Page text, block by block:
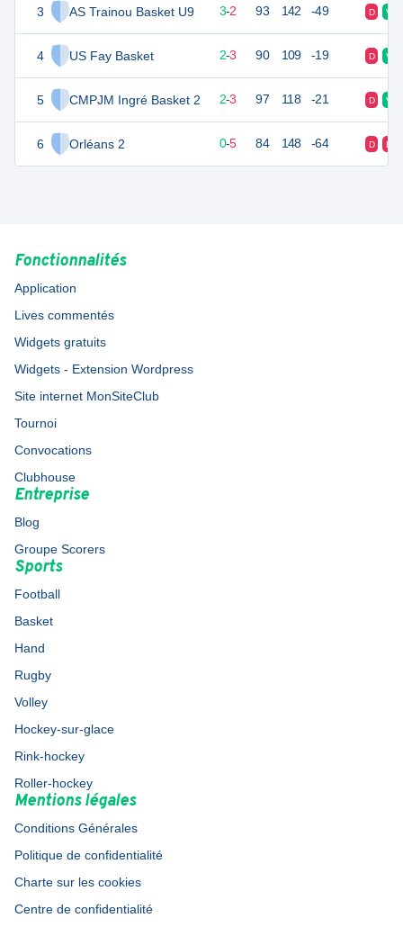
3 AS Trainou Basket U9
4 US Fay Basket
5 CMPJM Ingré Basket 2
6 Orléans 2
8 5 3-2 93 142 -49 D V
2-3 90 109 -19 D V
7 5 2-3 97 118 -21 D V
0-5 84 148 -64 D D
Fonctionnalités
Application
Lives commentés
Widgets gratuits
Widgets - Extension Wordpress
Site internet MonSiteClub
Tournoi
Convocations
Clubhouse
Entreprise
Blog
Groupe Scorers
Sports
Football
Basket
Hand
Rugby
Volley
Hockey-sur-glace
Rink-hockey
Roller-hockey
Mentions légales
Conditions Générales
Politique de confidentialité
Charte sur les cookies
Centre de confidentialité